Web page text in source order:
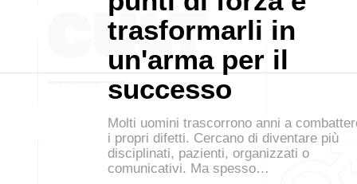
trasformarli in
un'arma per il
successo
Molti uomini trascorrono anni a
i propri difetti. Cercano di diventare più
disciplinati, pazienti, organizzati o
comunicativi. Ma spesso…